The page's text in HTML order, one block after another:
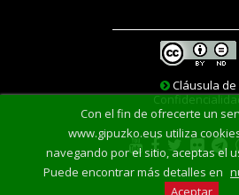
Con el fin de ofrecerte un
www.gipuzko.eus utiliza
navegando por el sitio, aceptas el
Puede encontrar más detalles en
Aceptar
Cláusula de